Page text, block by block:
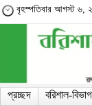
বৃহস্পতিবার আগস্ট ৬,
প্রচ্ছদ বরিশাল-বিভাগ